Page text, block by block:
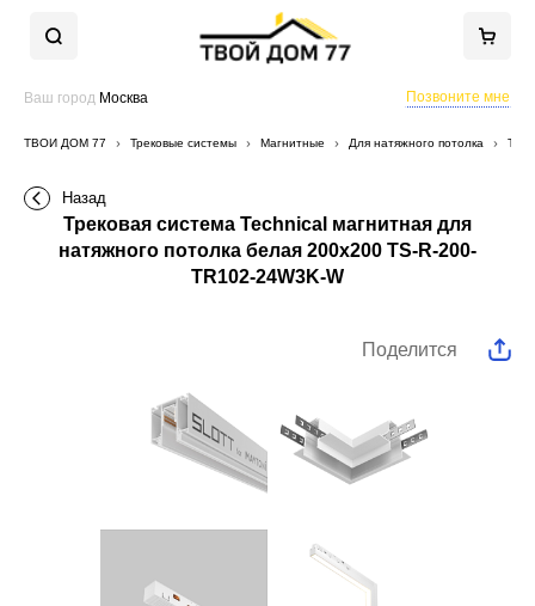
Ваш город Москва Позвоните мне
ТВОЙ ДОМ 77 Трековые системы Магнитные Для натяжного потолка
Назад
Трековая система Technical магнитная для
натяжного потолка белая 200x200 TS-R-200-
TR102-24W3K-W
Поделится